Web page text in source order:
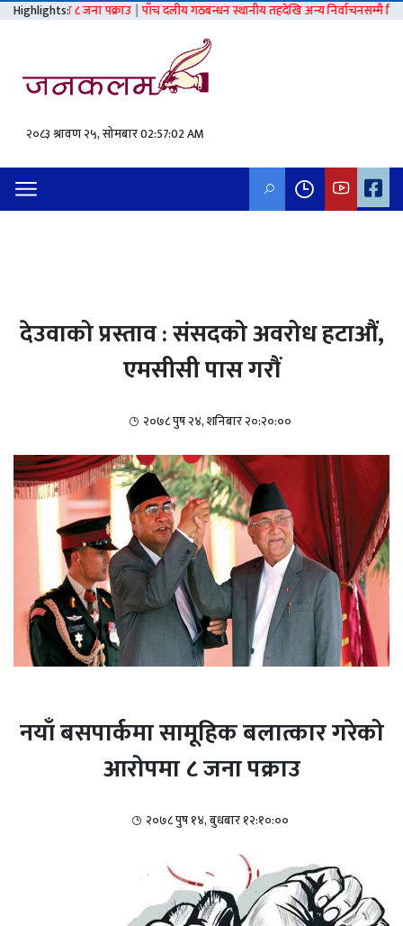
Highlights:
पक्राउ | पाँच दलीय गठबन्धन स्थानीय तहदेखि अन्य निर्वाचनसम्मै टिक्ने - माधवकुमार नेपाल
२०८३ श्रावण २५, सोमबार02:57:03 AM
देउवाको प्रस्ताव : संसदको अवरोध हटाऔं,
एमसीसी पास गरौं
२०७८ पुष २४, शनिबार २०:२०:००
नयाँ बसपार्कमा सामूहिक बलात्कार गरेको
आरोपमा ८ जना पक्राउ
२०७८ पुष १४, बुधबार १२:१०:००